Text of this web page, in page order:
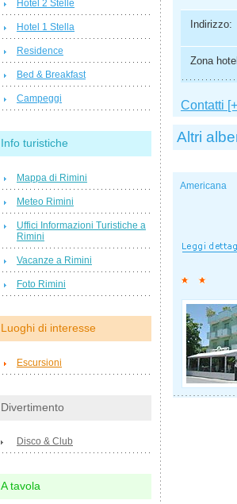
Indirizzo:
Zona
Contatti
Altri
Americana
Hotel 2 Stelle
Hotel 1 Stella
Residence
Bed & Breakfast
Campeggi
Info turistiche
Mappa di Rimini
Meteo Rimini
Uffici Informazioni Turistiche a
Rimini
Vacanze a Rimini
Foto Rimini
Luoghi di interesse
Escursioni
Divertimento
Disco & Club
A tavola